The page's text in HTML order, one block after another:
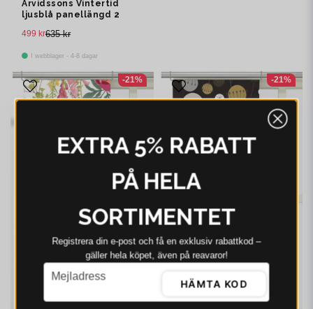
Arvidssons Vintertid
ljusblå panellängd 2
635 kr
499 kr
I webblager - 4-8 dagar
-21% -21%
EXTRA 5% RABATT
PÅ HELA
SORTIMENTET
Registrera din e‑post och få en exklusiv rabattkod –
gäller hela köpet, även på reavaror!
email
Mejladress
HÄMTA KOD